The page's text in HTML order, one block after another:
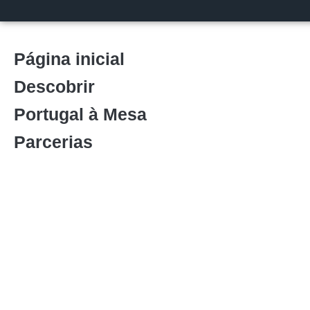
Página inicial
Descobrir
Portugal à Mesa
Parcerias